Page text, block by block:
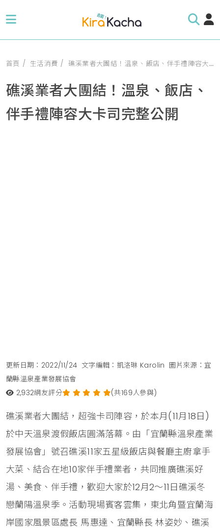
首頁 生活消費 礁溪業者大團結！溫泉、飯店、伴手禮陣容大卡司完整公開
礁溪業者大團結！溫泉、飯店、
伴手禮陣容大卡司完整公開
更新日期：2022/11/24 文字編輯：凱洛琳 Karolin 圖片來源：宜
蘭縣溫泉產業發展協會
2,932網友評分 (共169人參與)
礁溪業者大團結，超強卡司陣容，於本月(11月18日)
於中天溫泉渡假飯店圓滿落幕。由「宜蘭縣溫泉產業
發展協會」號召礁溪11家五星級飯店與餐廳主廚拿手
大菜、結合在地10家伴手禮業者，共同推廣礁溪好
湯、美食、伴手禮，歡迎大家於12月2～11日礁溪冬
戀蘭陽溫泉季。活動現場賓客雲集，東北角暨宜蘭海
岸國家風景區處長 馬惠達、宜蘭縣長 林姿妙、礁溪